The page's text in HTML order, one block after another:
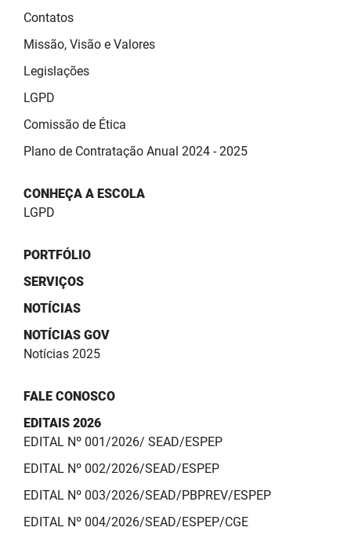
PROCASE
Polícia Civil
Rádio Tabajara
SUDEMA
UEPB
Contatos
Missão, Visão e Valores
Legislações
LGPD
Comissão de Ética
Plano de Contratação Anual 2024 - 2025
CONHEÇA A ESCOLA
LGPD
PORTFÓLIO
SERVIÇOS
NOTÍCIAS
NOTÍCIAS GOV
Notícias 2025
FALE CONOSCO
EDITAIS 2026
EDITAL Nº 001/2026/ SEAD/ESPEP
EDITAL Nº 002/2026/SEAD/ESPEP
EDITAL Nº 003/2026/SEAD/PBPREV/ESPEP
EDITAL Nº 004/2026/SEAD/ESPEP/CGE